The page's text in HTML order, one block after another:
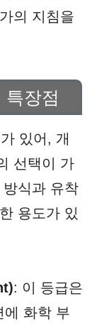
의 지침을
특장점
있어, 개
선택이 가
식과 유착
용도가 있
: 이 등급은
에 화학 부